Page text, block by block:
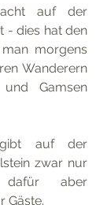
auf der
- dies hat den
morgens
Wanderern
Gamsen
auf der
zwar nur
dafür aber
Gäste.